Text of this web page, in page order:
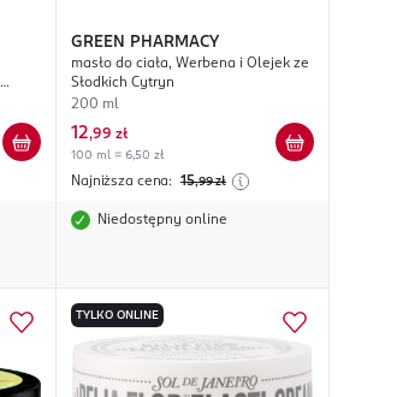
GREEN PHARMACY
masło do ciała, Werbena i Olejek ze
Słodkich Cytryn
200 ml
12,99 zł
100 ml = 6,50 zł
Najniższa cena: 15,99 zł
Niedostępny online
TYLKO ONLINE